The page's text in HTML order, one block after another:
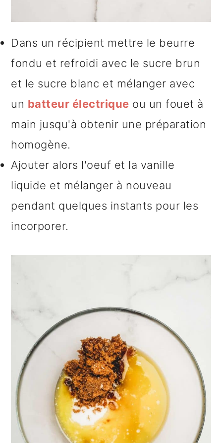
Dans un récipient mettre le beurre
fondu et refroidi avec le sucre brun
et le sucre blanc et mélanger avec
un batteur électrique ou un fouet à
main jusqu'à obtenir une préparation
homogène.
Ajouter alors l'oeuf et la vanille
liquide et mélanger à nouveau
pendant quelques instants pour les
incorporer.